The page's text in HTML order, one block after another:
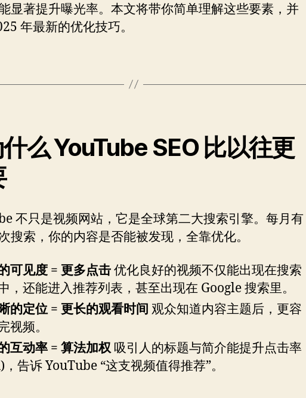
显著提升曝光率。本文将带你简单理解这些要素，并
年最新的优化技巧。
什么 YouTube SEO 比以往更
不只是视频网站，它是全球第二大搜索引擎。每月有
搜索，你的内容是否能被发现，全靠优化。
可见度 = 更多点击优化良好的视频不仅能出现在搜索
，还能进入推荐列表，甚至出现在 Google 搜索里。
的定位 = 更长的观看时间 观众知道内容主题后，更容
视频。
互动率 = 算法加权吸引人的标题与简介能提升点击率
，告诉 YouTube “这支视频值得推荐”。